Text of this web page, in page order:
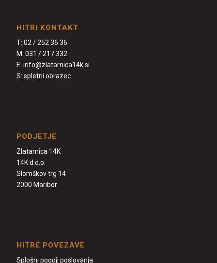
HITRI KONTAKT
T: 02 / 252 36 36
M: 031 / 217 332
E: info@zlatarnica14k.si
S: spletni obrazec
PODJETJE
Zlatarnica 14K
14K d.o.o.
Slomškov trg 14
2000 Maribor
HITRE POVEZAVE
Splošni pogoji poslovanja